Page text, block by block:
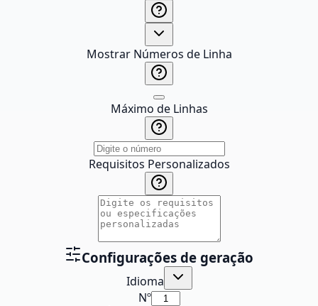
Mostrar Números de Linha
Máximo de Linhas
Requisitos Personalizados
Configurações de geração
Idioma
Nº